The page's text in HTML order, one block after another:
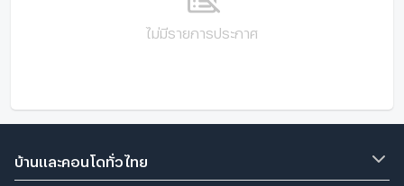
ไม่มีรายการประกาศ
บ้านและคอนโดทั่วไทย